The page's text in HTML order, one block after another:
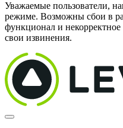
Уважаемые пользователи,
режиме. Возможны сбои в
функционал и
свои извинения.